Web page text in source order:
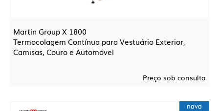
Martin Group X 1800
Termocolagem Contínua para Vestuário Exterior,
Camisas, Couro e Automóvel
Preço sob consulta
novo